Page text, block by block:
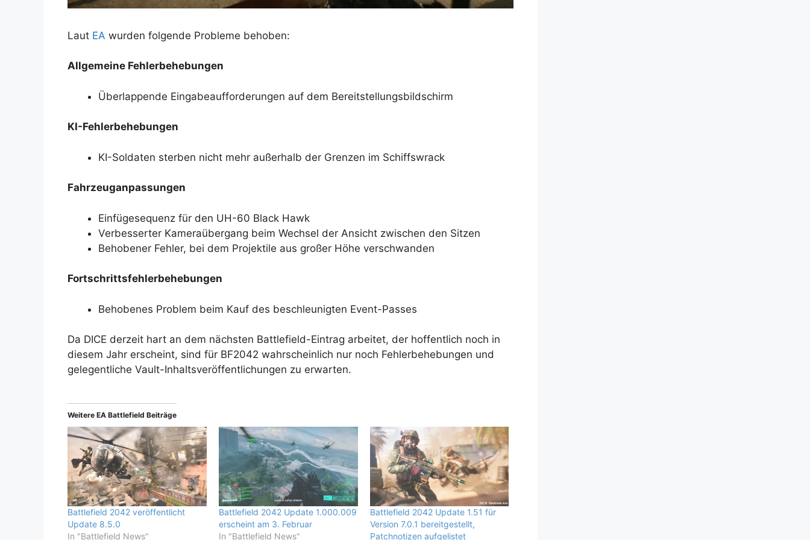
Laut EA wurden folgende Probleme behoben:
Allgemeine Fehlerbehebungen
Überlappende Eingabeaufforderungen auf dem Bereitstellungsbildschirm
KI-Fehlerbehebungen
KI-Soldaten sterben nicht mehr außerhalb der Grenzen im Schiffswrack
Fahrzeuganpassungen
Einfügesequenz für den UH-60 Black Hawk
Verbesserter Kameraübergang beim Wechsel der Ansicht zwischen den Sitzen
Behobener Fehler, bei dem Projektile aus großer Höhe verschwanden
Fortschrittsfehlerbehebungen
Behobenes Problem beim Kauf des beschleunigten Event-Passes
Da DICE derzeit hart an dem nächsten Battlefield-Eintrag arbeitet, der hoffentlich noch in
diesem Jahr erscheint, sind für BF2042 wahrscheinlich nur noch Fehlerbehebungen und
gelegentliche Vault-Inhaltsveröffentlichungen zu erwarten.
Weitere EA Battlefield Beiträge
Battlefield 2042 veröffentlicht
Update 8.5.0
In "Battlefield News"
Battlefield 2042 Update 1.000.009
erscheint am 3. Februar
In "Battlefield News"
Battlefield 2042 Update 1.51 für
Version 7.0.1 bereitgestellt,
Patchnotizen aufgelistet